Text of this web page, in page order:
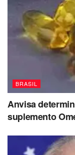
BRASIL
Anvisa
suplemento